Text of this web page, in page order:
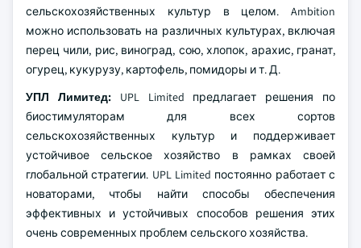
сельскохозяйственных культур в целом. Ambition
можно использовать на различных культурах, включая
перец чили, рис, виноград, сою, хлопок, арахис, гранат,
огурец, кукурузу, картофель, помидоры и т. Д.
УПЛ Лимитед: UPL Limited предлагает решения по
биостимуляторам для всех сортов
сельскохозяйственных культур и поддерживает
устойчивое сельское хозяйство в рамках своей
глобальной стратегии. UPL Limited постоянно работает с
новаторами, чтобы найти способы обеспечения
эффективных и устойчивых способов решения этих
очень современных проблем сельского хозяйства.